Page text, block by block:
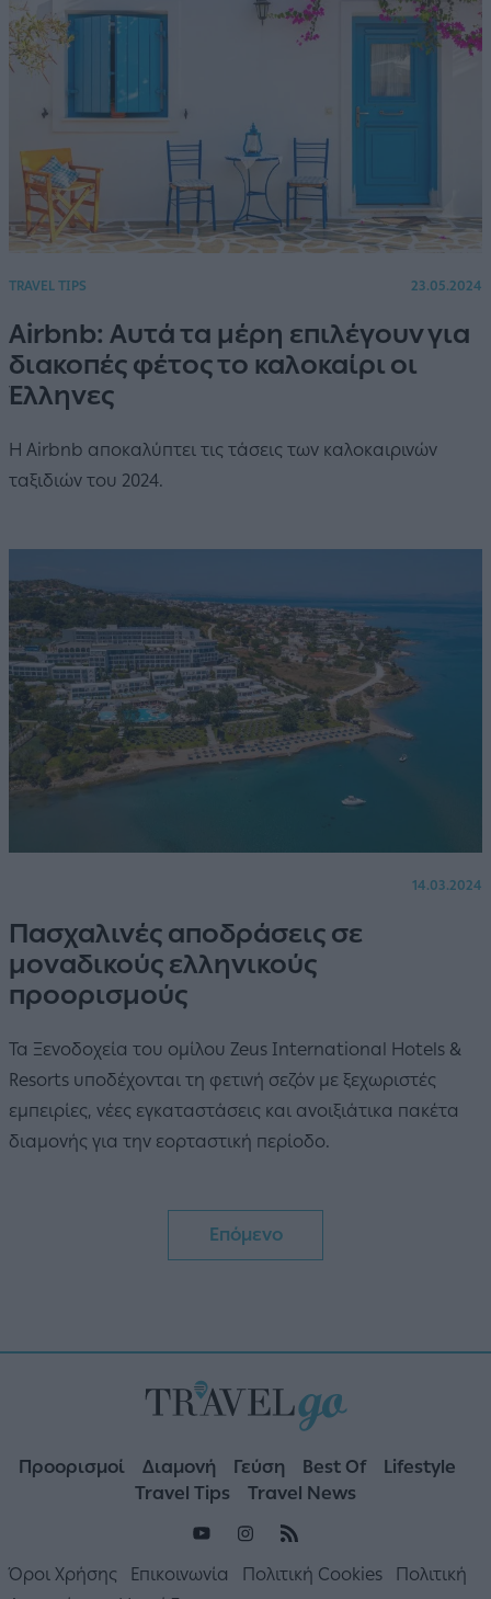
TRAVEL TIPS 23.05.2024
Airbnb: Αυτά τα μέρη επιλέγουν για
διακοπές φέτος το καλοκαίρι οι
Έλληνες
Η Airbnb αποκαλύπτει τις τάσεις των καλοκαιρινών
ταξιδιών του 2024.
14.03.2024
Πασχαλινές αποδράσεις σε
μοναδικούς ελληνικούς
προορισμούς
Τα Ξενοδοχεία του ομίλου Zeus International Hotels &
Resorts υποδέχονται τη φετινή σεζόν με ξεχωριστές
εμπειρίες, νέες εγκαταστάσεις και ανοιξιάτικα πακέτα
διαμονής για την εορταστική περίοδο.
Επόμενο
Προορισμοί Διαμονή Γεύση Best Of
Lifestyle
Travel Tips
Travel News
Όροι Χρήσης Επικοινωνία Πολιτική Cookies
Πολιτική